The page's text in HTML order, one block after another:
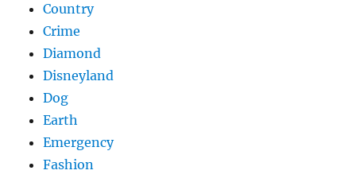
Country
Crime
Diamond
Disneyland
Dog
Earth
Emergency
Fashion